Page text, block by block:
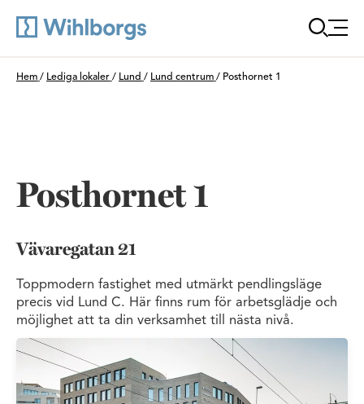
Du är här:
Hem / Lediga lokaler / Lund / Lund centrum / Posthornet 1
Posthornet 1
Vävaregatan 21
Toppmodern fastighet med utmärkt pendlingsläge
precis vid Lund C. Här finns rum för arbetsglädje och
möjlighet att ta din verksamhet till nästa nivå.